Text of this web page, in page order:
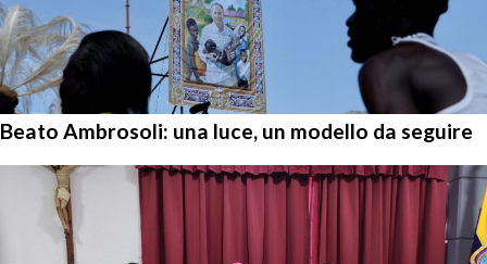
Beato Ambrosoli: una luce, un modello da seguire